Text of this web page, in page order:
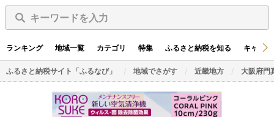
キーワードを入力
ランキング 地域一覧 カテゴリ 特集 ふるさと納税を知る キャン
ふるさと納税サイト「ふるなび」 地域でさがす 近畿地方 大阪府門